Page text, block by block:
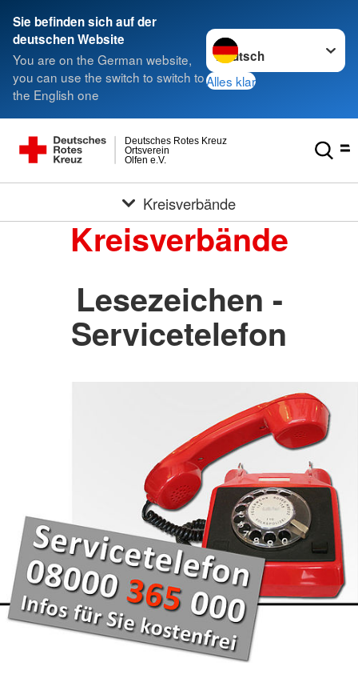
Sie befinden sich auf der
deutschen Website
You are on the German website,
you can use the switch to switch to
the English one
Sprache wechseln zu
Alles klar
Olfen e.V.
Ortsverein
Deutsches Rotes Kreuz
Kreisverbände
Kreisverbände
Lesezeichen -
Servicetelefon